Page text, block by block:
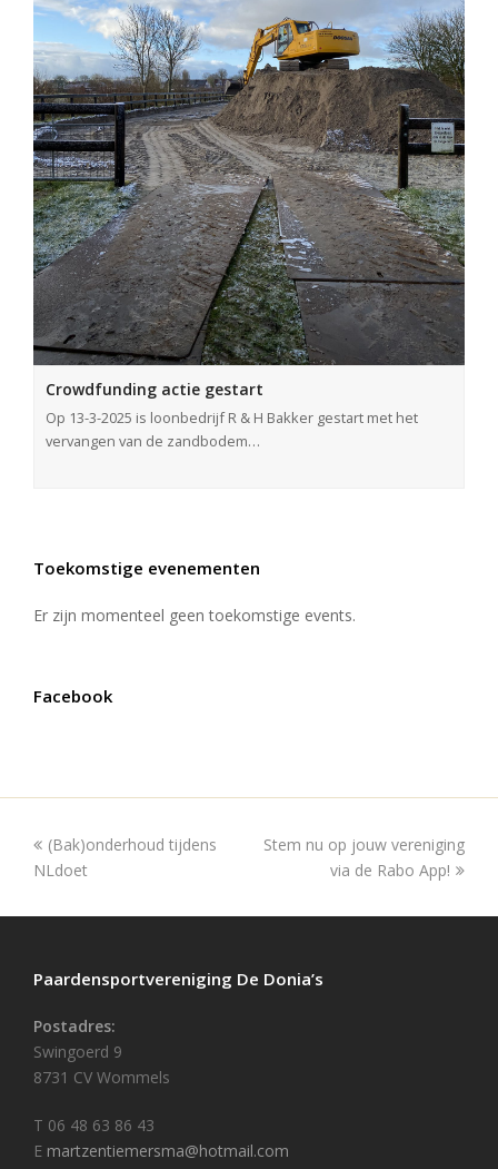
Crowdfunding actie gestart
Op 13-3-2025 is loonbedrijf R & H Bakker gestart met het
vervangen van de zandbodem…
Toekomstige evenementen
Er zijn momenteel geen toekomstige events.
Facebook
(Bak)onderhoud tijdens
NLdoet
Stem nu op jouw vereniging
via de Rabo App!
Paardensportvereniging De Donia’s
Postadres:
Swingoerd 9
8731 CV Wommels
T 06 48 63 86 43
E martzentiemersma@hotmail.com